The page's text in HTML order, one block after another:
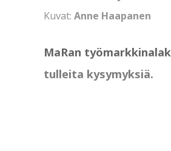
Kuvat: Anne Haapanen
MaRan
tulleita kysymyksiä.